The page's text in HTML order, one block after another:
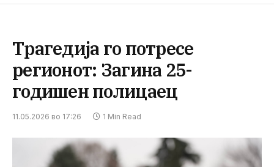
Трагедија го потресе
регионот: Загина 25-
годишен полицаец
11.05.2026 во 17:26 1 Min Read